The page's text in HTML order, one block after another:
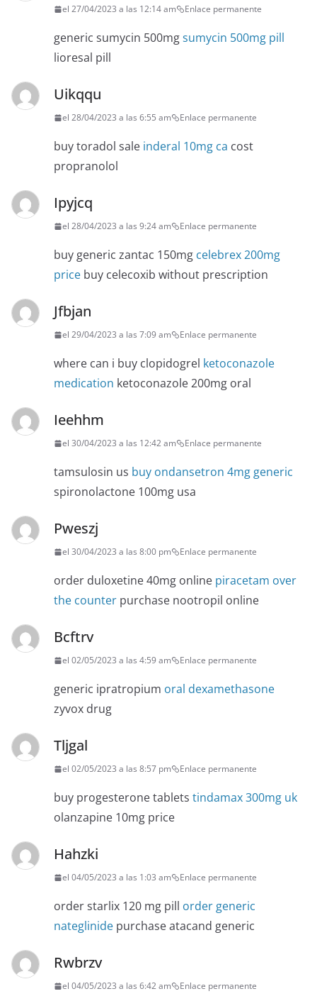
el 27/04/2023 a las 12:14 am Enlace permanente
generic sumycin 500mgsumycin 500mg pill
lioresal pill
Uikqqu
el 28/04/2023 a las 6:55 am Enlace permanente
buy toradol sale inderal 10mg ca cost
propranolol
Ipyjcq
el 28/04/2023 a las 9:24 am Enlace permanente
buy generic zantac 150mg celebrex 200mg
price buy celecoxib without prescription
Jfbjan
el 29/04/2023 a las 7:09 am Enlace permanente
where can i buy clopidogrel ketoconazole
medication ketoconazole 200mg oral
Ieehhm
el 30/04/2023 a las 12:42 am Enlace permanente
tamsulosin us buy ondansetron 4mg generic
spironolactone 100mg usa
Pweszj
el 30/04/2023 a las 8:00 pm Enlace permanente
order duloxetine 40mg online piracetam over
the counter purchase nootropil online
Bcftrv
el 02/05/2023 a las 4:59 am Enlace permanente
generic ipratropium oral dexamethasone
zyvox drug
Tljgal
el 02/05/2023 a las 8:57 pm Enlace permanente
buy progesterone tablets tindamax 300mg uk
olanzapine 10mg price
Hahzki
el 04/05/2023 a las 1:03 am Enlace permanente
order starlix 120 mg pill order generic
nateglinide purchase atacand generic
Rwbrzv
el 04/05/2023 a las 6:42 am Enlace permanente